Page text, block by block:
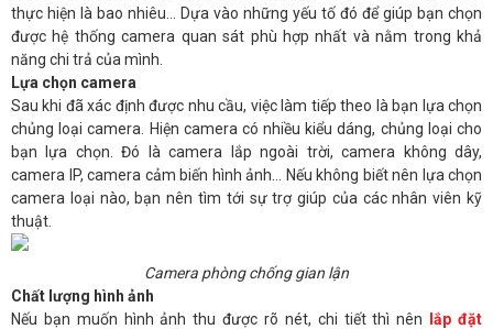
thực hiện là bao nhiêu… Dựa vào những yếu tố đó để giúp bạn chọn
được hệ thống camera quan sát phù hợp nhất và nằm trong khả
năng chi trả của mình.
Lựa chọn camera
Sau khi đã xác định được nhu cầu, việc làm tiếp theo là bạn lựa chọn
chủng loại camera. Hiện camera có nhiều kiểu dáng, chủng loại cho
bạn lựa chọn. Đó là camera lắp ngoài trời, camera không dây,
camera IP, camera cảm biến hình ảnh… Nếu không biết nên lựa chọn
camera loại nào, bạn nên tìm tới sự trợ giúp của các nhân viên kỹ
thuật.
Camera phòng chống gian lận
Chất lượng hình ảnh
Nếu bạn muốn hình ảnh thu được rõ nét, chi tiết thì nên
lắp đặt